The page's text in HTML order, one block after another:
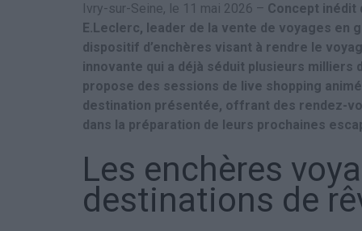
Ivry-sur-Seine, le 11 mai 2026 – Concept inédit
E.Leclerc, leader de la vente de voyages en
dispositif d’enchères visant à rendre le
innovante qui a déjà séduit plusieurs milliers
propose des sessions de live shopping
destination présentée, offrant des rendez-
dans la préparation de leurs prochaines
Les enchères
destinations de